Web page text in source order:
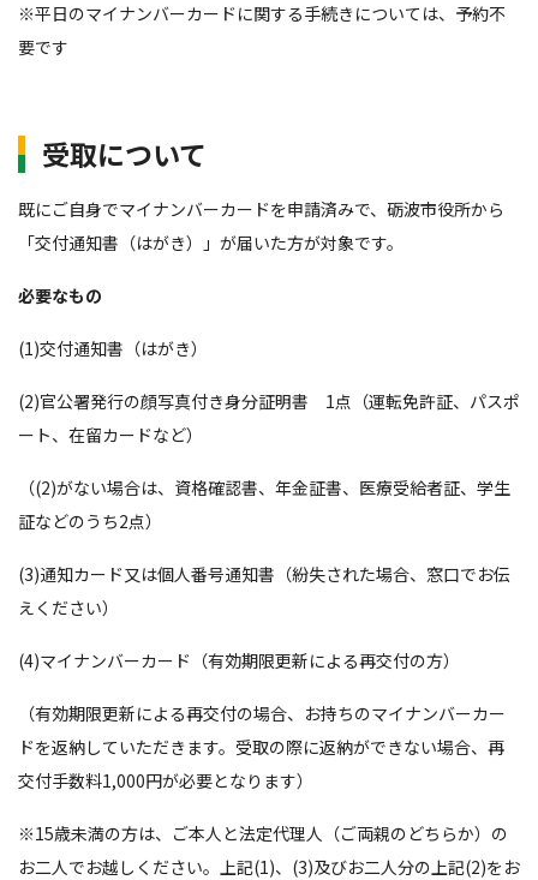
※平日のマイナンバーカードに関する手続きについては、予約不
要です
受取について
既にご自身でマイナンバーカードを申請済みで、砺波市役所から
「交付通知書（はがき）」が届いた方が対象です。
必要なもの
(1)交付通知書（はがき）
(2)官公署発行の顔写真付き身分証明書 1点（運転免許証、パスポ
ート、在留カードなど）
（(2)がない場合は、資格確認書、年金証書、医療受給者証、学生
証などのうち2点）
(3)通知カード又は個人番号通知書（紛失された場合、窓口でお伝
えください）
(4)マイナンバーカード（有効期限更新による再交付の方）
（有効期限更新による再交付の場合、お持ちのマイナンバーカー
ドを返納していただきます。受取の際に返納ができない場合、再
交付手数料1,000円が必要となります）
※15歳未満の方は、ご本人と法定代理人（ご両親のどちらか）の
お二人でお越しください。上記(1)、(3)及びお二人分の上記(2)をお